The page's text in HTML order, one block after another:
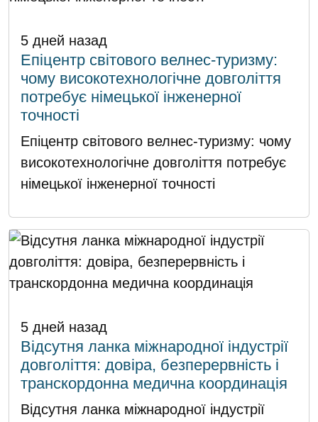
5 дней назад
Епіцентр світового велнес-туризму:
чому високотехнологічне довголіття
потребує німецької інженерної
точності
Епіцентр світового велнес-туризму: чому
високотехнологічне довголіття потребує
німецької інженерної точності
5 дней назад
Відсутня ланка міжнародної індустрії
довголіття: довіра, безперервність і
транскордонна медична координація
Відсутня ланка міжнародної індустрії